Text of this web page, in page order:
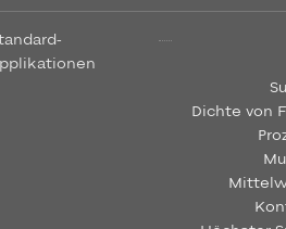
Dichte von